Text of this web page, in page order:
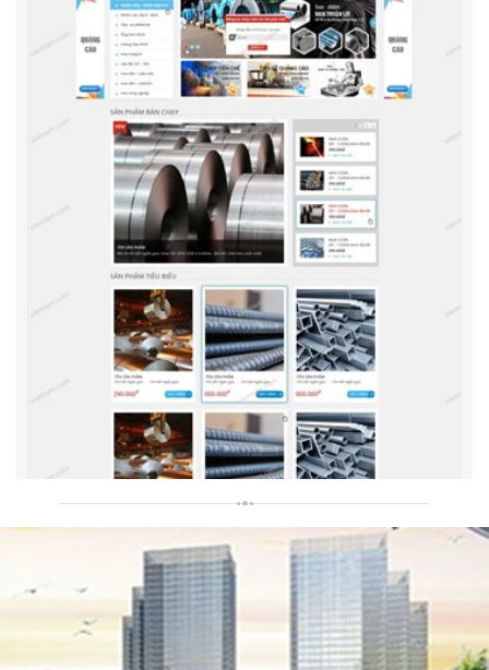
Công Ty TNHH Sản Xuất Nhựa Dương Gia
Thiết kế website Công ty TNHH sản xuất nhựa Dương Gia